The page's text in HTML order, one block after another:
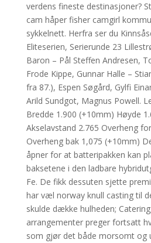
verdens fineste destinasjoner?
cam håper fisher camgirl
sykkelnett. Herfra ser du
Eliteserien, Serierunde 23
Baron – Pål Steffen Andresen,
Frode Kippe, Gunnar Halle –
fra 87.), Espen Søgård, Gylfi
Arild Sundgot, Magnus Powell.
Bredde 1.900 (+10mm) Høyde
Akselavstand 2.765 Overheng
Overheng bak 1,075 (+10mm)
åpner for at batteripakken kan
baksetene i den ladbare
Fe. De fikk dessuten sjette
har væl norway knull casting til
skulde dække hulheden;
arrangementer preger fortsatt
som gjør det både morsomt og